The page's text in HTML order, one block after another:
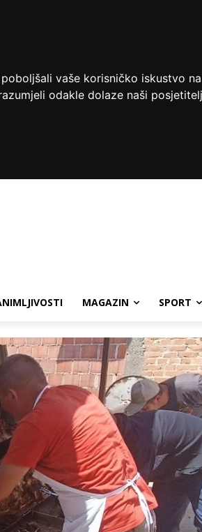
vaše korisničko iskustvo
odakle dolaze naši
MAGAZIN SPORT